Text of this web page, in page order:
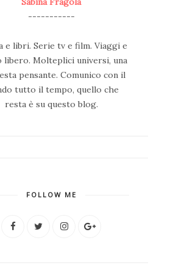
-----------
e libri. Serie tv e film. Viaggi e
libero. Molteplici universi, una
pensante. Comunico con il
tutto il tempo, quello che
resta è su questo blog.
FOLLOW ME